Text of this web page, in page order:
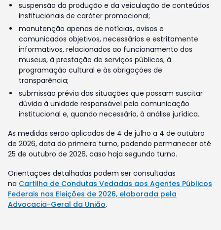
suspensão da produção e da veiculação de conteúdos
institucionais de caráter promocional;
manutenção apenas de notícias, avisos e
comunicados objetivos, necessários e estritamente
informativos, relacionados ao funcionamento dos
museus, à prestação de serviços públicos, à
programação cultural e às obrigações de
transparência;
submissão prévia das situações que possam suscitar
dúvida à unidade responsável pela comunicação
institucional e, quando necessário, à análise jurídica.
As medidas serão aplicadas de 4 de julho a 4 de outubro
de 2026, data do primeiro turno, podendo permanecer até
25 de outubro de 2026, caso haja segundo turno.
Orientações detalhadas podem ser consultadas
na Cartilha de Condutas Vedadas aos Agentes Públicos
Federais nas Eleições de 2026, elaborada pela
Advocacia-Geral da União.